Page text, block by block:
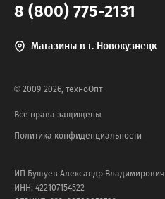
8 (800) 775-2131
Магазины в г. Новокузнецк
© 2009-2026, техноОпт
Все права защищены
Политика конфиденциальности
ИП Бушуев Александр Владимирович
ИНН: 422107154522